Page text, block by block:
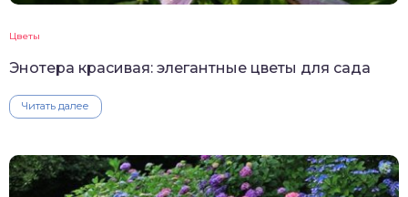
Цветы
Энотера красивая: элегантные цветы для сада
Читать далее